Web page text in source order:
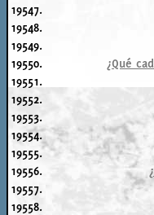
19547.
19548.
19549.
19550.
¿Qué
19551.
19552.
19553.
19554.
19555.
19556.
19557.
19558.